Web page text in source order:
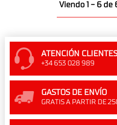
Viendo 1 - 6 de
ATENCIÓN CLIENTES
+34 653 028 989
GASTOS DE ENVÍO
GRATIS A PARTIR DE